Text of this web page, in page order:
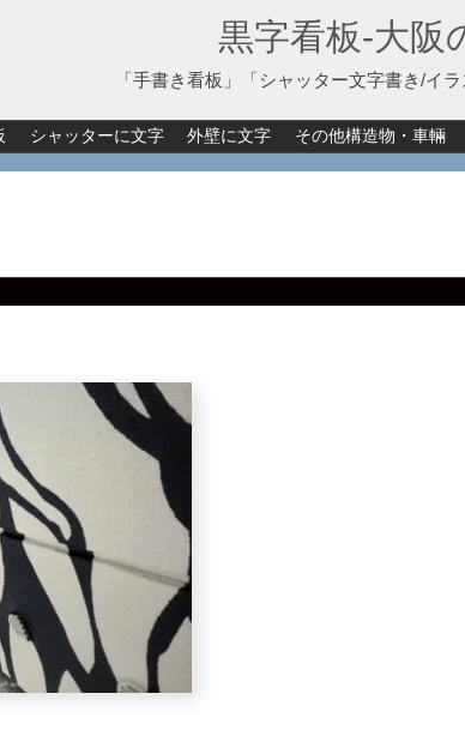
黒字看板‐大阪
「手書き看板」「シャッター文字書き/イ
シャッターに文字 外壁に文字 その他構造物・車輛